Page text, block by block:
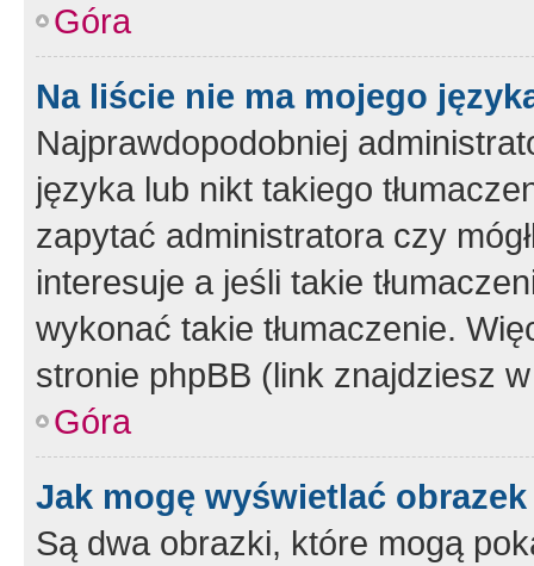
Góra
Na liście nie ma mojego
Najprawdopodobniej
języka lub nikt takiego
zapytać administratora czy
interesuje a jeśli takie
wykonać takie tłumaczenie.
stronie phpBB (link znajdziesz
Góra
Jak mogę wyświetlać
Są dwa obrazki, które mogą